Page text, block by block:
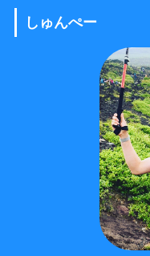
しゅんぺー